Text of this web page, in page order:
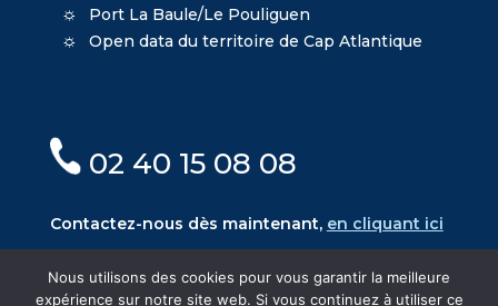
Port La Baule/Le Pouliguen
Open data du territoire de Cap Atlantique
02 40 15 08 08
Contactez-nous dès maintenant, en cliquant ici
Nous utilisons des cookies pour vous garantir la meilleure
expérience sur notre site web. Si vous continuez à utiliser ce